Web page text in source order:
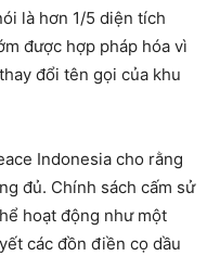
là hơn 1/5 diện tích
được hợp pháp hóa vì
đổi tên gọi của khu
Indonesia cho rằng
đủ. Chính sách cấm sử
hoạt động như một
các đồn điền cọ dầu